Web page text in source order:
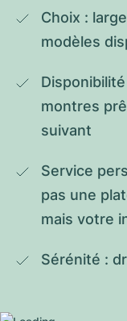
Choix :
modèles
montres
suivant
Service
pas une
mais votre
Sérénité :